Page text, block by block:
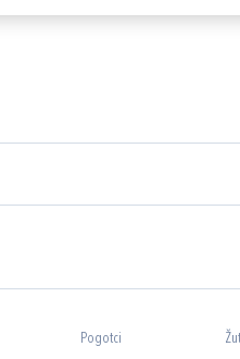
Pogotci